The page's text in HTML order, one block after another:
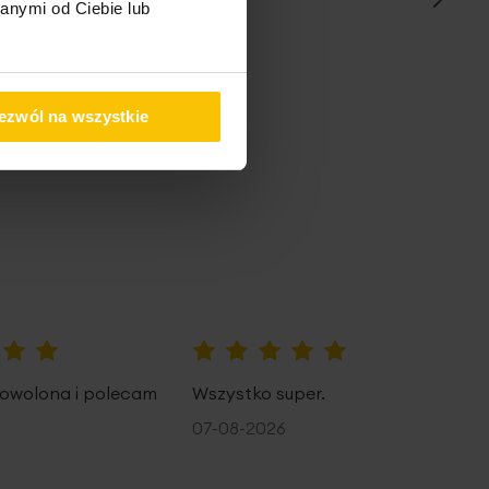
od Ciebie lub
na wszystkie
i polecam
Wszystko super.
07-08-2026